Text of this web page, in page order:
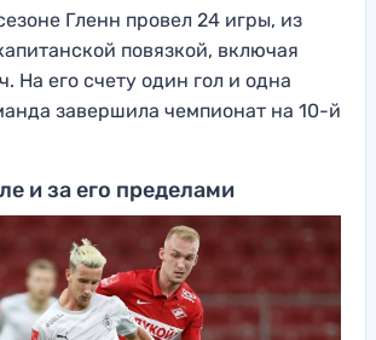
Гленн провел 24 игры, из
повязкой, включая
На его счету один гол и одна
завершила чемпионат на 10-й
и за его пределами